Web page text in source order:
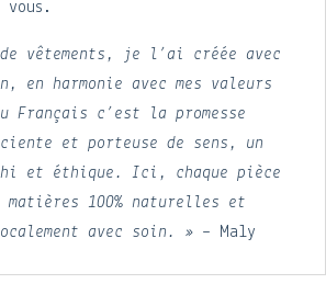
vous.
de vêtements, je l’ai créée avec
en harmonie avec mes valeurs
Français c’est la promesse
et porteuse de sens, un
et éthique. Ici, chaque pièce
matières 100% naturelles et
avec soin. » – Maly